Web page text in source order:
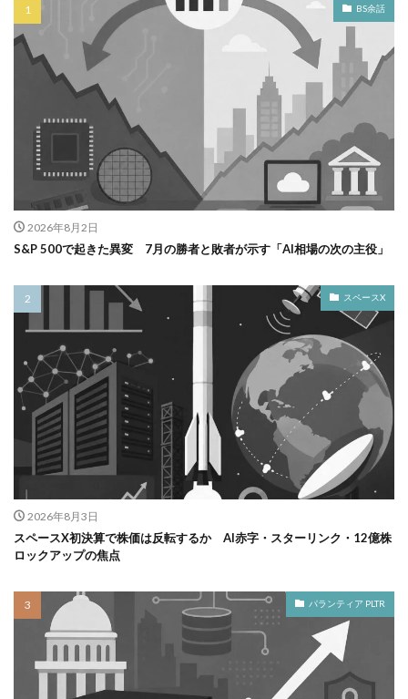
BS余話
2026年8月2日
S&P 500で起きた異変 7月の勝者と敗者が示す「AI相場の次の主役」
スペースX
2026年8月3日
スペースX初決算で株価は反転するか AI赤字・スターリンク・12億株
ロックアップの焦点
パランティア PLTR